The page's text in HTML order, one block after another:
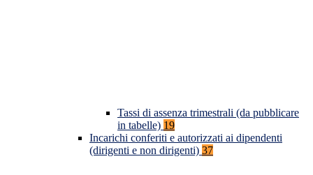
Tassi di assenza trimestrali (da pubblicare
in tabelle) 19
Incarichi conferiti e autorizzati ai dipendenti
(dirigenti e non dirigenti) 37